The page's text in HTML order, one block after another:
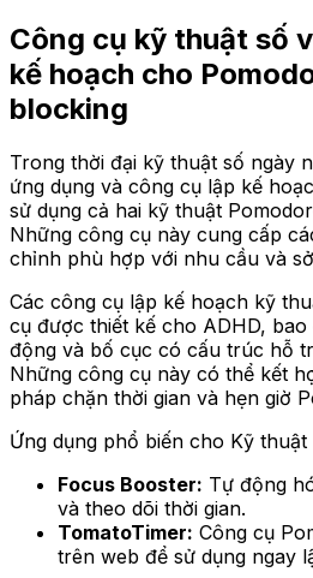
Công cụ kỹ thuật số
kế hoạch cho
blocking
Trong thời đại kỹ thuật số ngày
ứng dụng và công cụ lập kế
sử dụng cả hai kỹ thuật
Những công cụ này cung cấp
chỉnh phù hợp với nhu cầu và
Các công cụ lập kế hoạch kỹ
cụ được thiết kế cho ADHD,
động và bố cục có cấu trúc hỗ
Những công cụ này có thể kết
pháp chặn thời gian và hẹn giờ
Ứng dụng phổ biến cho Kỹ thuật
Focus Booster: Tự động
và theo dõi thời gian.
TomatoTimer: Công cụ
trên web để sử dụng ngay